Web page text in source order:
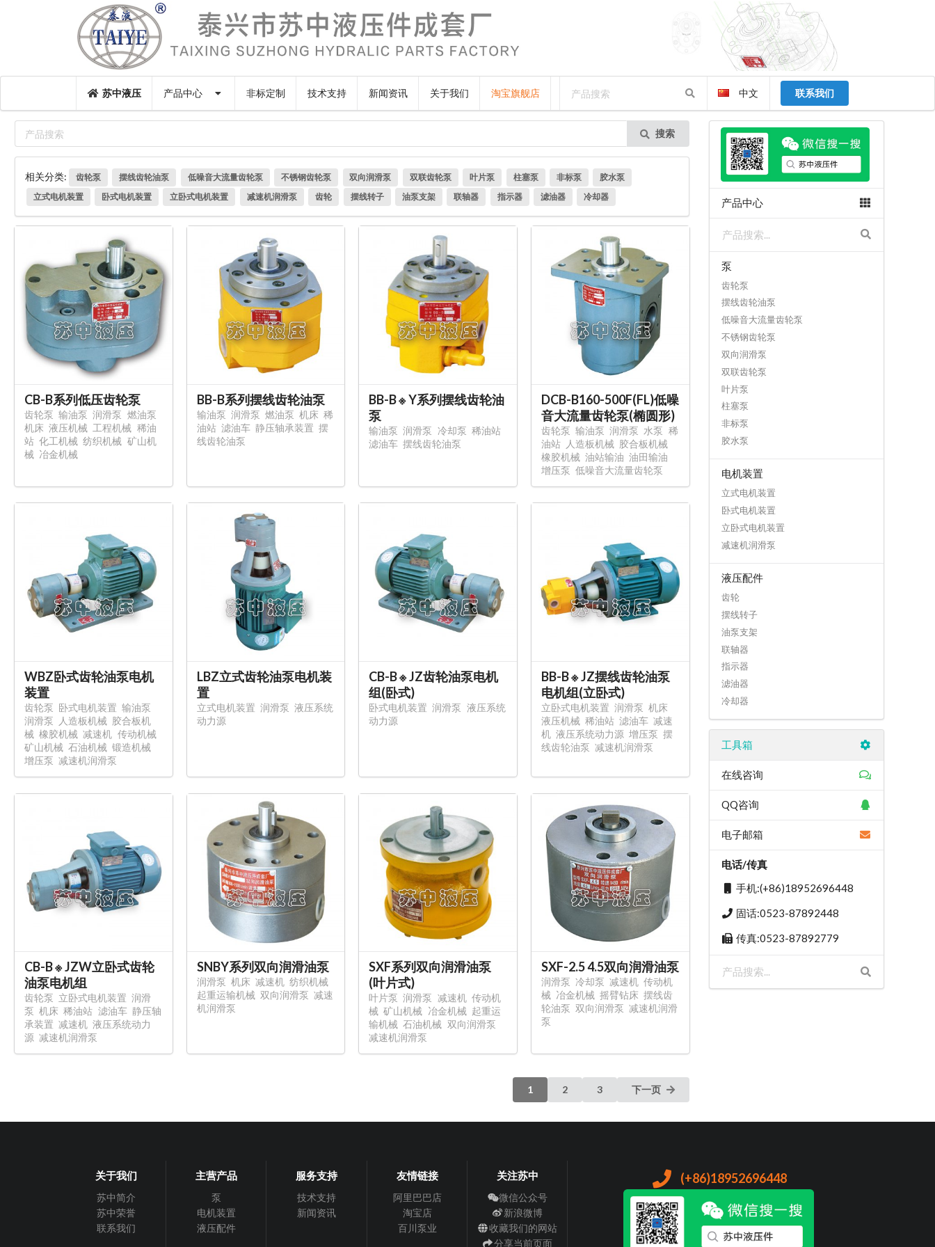
苏中液压 产品中心 非标定制 技术支持 新闻资讯 关于我们 淘宝旗舰店 中文 联系我们
搜索
相关分类: 齿轮泵 摆线齿轮油泵 低噪音大流量齿轮泵 不锈钢齿轮泵 双向润滑泵 双联齿轮泵 叶片泵 柱塞泵 非标泵
胶水泵
立式电机装置
卧式电机装置 立卧式电机装置 减速机润滑泵 齿轮 摆线转子 油泵支架 联轴器 指示器 滤油器 冷却器
CB-B系列低压齿轮泵
齿轮泵 输油泵 润滑泵 燃油泵
机床 液压机械 工程机械 稀油
站 化工机械 纺织机械 矿山机
械 冶金机械
BB-B系列摆线齿轮油泵
输油泵 润滑泵 燃油泵 机床 稀
油站 滤油车 静压轴承装置 摆
线齿轮油泵
BB-B ※ Y系列摆线齿轮油
泵
输油泵 润滑泵 冷却泵 稀油站
滤油车 摆线齿轮油泵
DCB-B160-500F(FL)低噪
音大流量齿轮泵(椭圆形)
齿轮泵 输油泵 润滑泵 水泵 稀
油站 人造板机械 胶合板机械
橡胶机械 油站输油 油田输油
增压泵 低噪音大流量齿轮泵
WBZ卧式齿轮油泵电机
装置
齿轮泵 卧式电机装置 输油泵
润滑泵
人造板机械 胶合板机
械 橡胶机械 减速机 传动机械
矿山机械 石油机械 锻造机械
增压泵 减速机润滑泵
LBZ立式齿轮油泵电机装
置
立式电机装置 润滑泵 液压系统
动力源
CB-B ※ JZ齿轮油泵电机
组(卧式)
卧式电机装置 润滑泵 液压系统
动力源
BB-B ※ JZ摆线齿轮油泵
电机组(立卧式)
立卧式电机装置 润滑泵 机床
液压机械 稀油站 滤油车 减速
机 液压系统动力源 增压泵 摆
线齿轮油泵 减速机润滑泵
CB-B ※ JZW立卧式齿轮
油泵电机组
齿轮泵 立卧式电机装置 润滑
泵 机床 稀油站 滤油车 静压轴
承装置 减速机 液压系统动力
源 减速机润滑泵
SNBY系列双向润滑油泵
润滑泵 机床 减速机 纺织机械
起重运输机械 双向润滑泵 减速
机润滑泵
SXF系列双向润滑油泵
(叶片式)
叶片泵 润滑泵 减速机 传动机
械 矿山机械 冶金机械 起重运
输机械 石油机械 双向润滑泵
减速机润滑泵
SXF-2.5 4.5双向润滑油泵
润滑泵 冷却泵 减速机 传动机
械 冶金机械 摇臂钻床 摆线齿
轮油泵 双向润滑泵 减速机润滑
泵
1 2 3 下一页
产品中心
泵
齿轮泵
摆线齿轮油泵
低噪音大流量齿轮泵
不锈钢齿轮泵
双向润滑泵
双联齿轮泵
叶片泵
柱塞泵
非标泵
胶水泵
电机装置
立式电机装置
卧式电机装置
立卧式电机装置
减速机润滑泵
液压配件
齿轮
摆线转子
油泵支架
联轴器
指示器
滤油器
冷却器
工具箱
在线咨询
QQ咨询
电子邮箱
电话/传真
手机:(+86)18952696448
固话:0523-87892448
传真:0523-87892779
关于我们
苏中简介
苏中荣誉
联系我们
主营产品
泵
电机装置
液压配件
服务支持
技术支持
新闻资讯
友情链接
阿里巴巴店
淘宝店
百川泵业
关注苏中
微信公众号
新浪微博
收藏我们的网站
分享当前页面
(+86)18952696448